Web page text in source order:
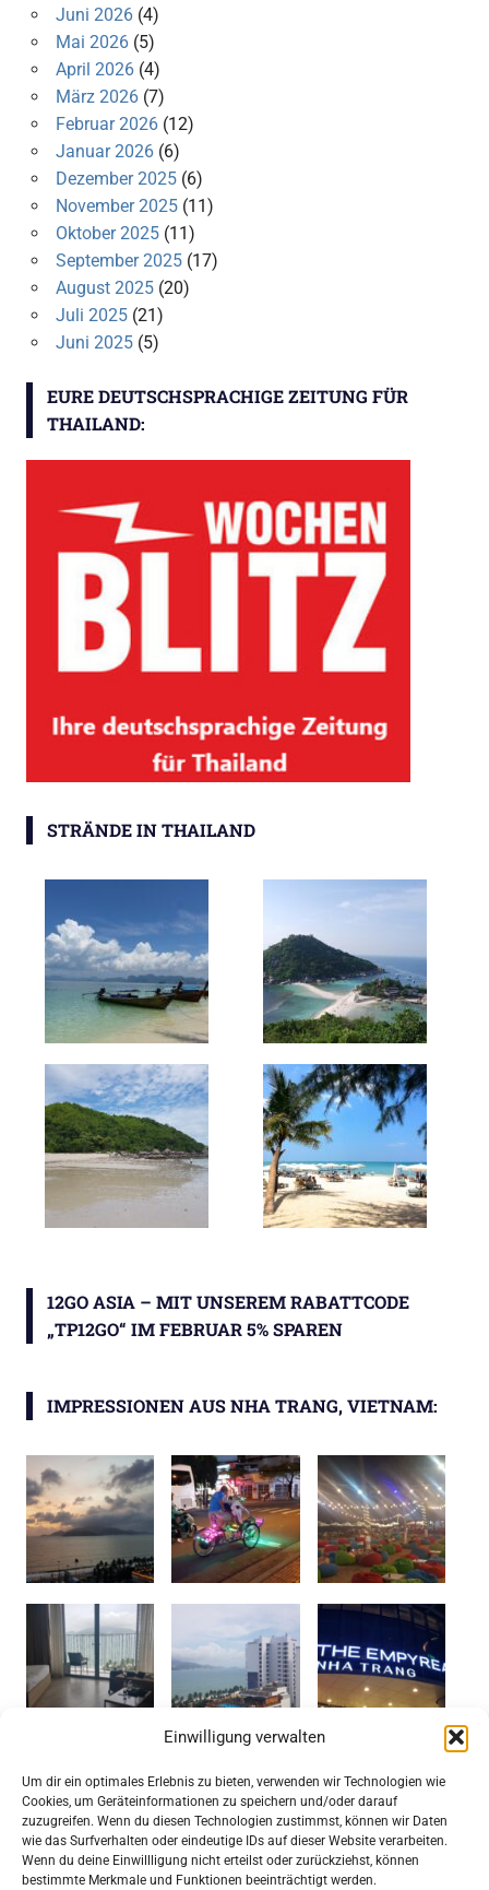
Einwilligung verwalten
Um dir ein optimales Erlebnis zu bieten, verwenden wir Technologien wie
Cookies, um Geräteinformationen zu speichern und/oder darauf
zuzugreifen. Wenn du diesen Technologien zustimmst, können wir Daten
wie das Surfverhalten oder eindeutige IDs auf dieser Website verarbeiten.
Wenn du deine Einwillligung nicht erteilst oder zurückziehst, können
bestimmte Merkmale und Funktionen beeinträchtigt werden.
Juni 2026(4)
Mai 2026(5)
April 2026(4)
März 2026(7)
Februar 2026(12)
Januar 2026(6)
Dezember 2025(6)
November 2025(11)
Oktober 2025(11)
September 2025(17)
August 2025(20)
Juli 2025(21)
Juni 2025(5)
EURE DEUTSCHSPRACHIGE ZEITUNG FÜR
THAILAND:
STRÄNDE IN THAILAND
12GO ASIA – MIT UNSEREM RABATTCODE
„TP12GO“ IM FEBRUAR 5% SPAREN
IMPRESSIONEN AUS NHA TRANG, VIETNAM:
TRIP COM: GROSSE HOTEL- UND F
LUGAUSWAHL IN SÜDOSTASIEN ZU S
PITZENPREISEN